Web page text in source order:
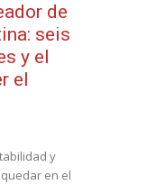
de
seis
y el
el
y
en el